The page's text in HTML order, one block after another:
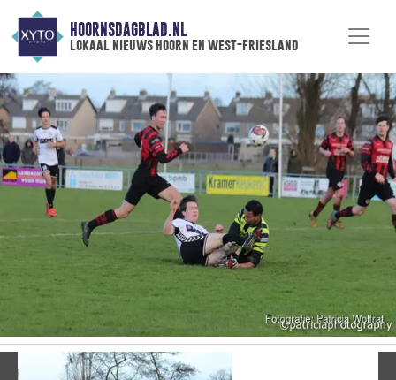
HOORNSDAGBLAD.NL
lokaal nieuws hoorn en west-friesland